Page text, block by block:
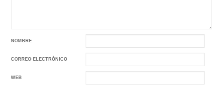
NOMBRE
CORREO ELECTRÓNICO
WEB